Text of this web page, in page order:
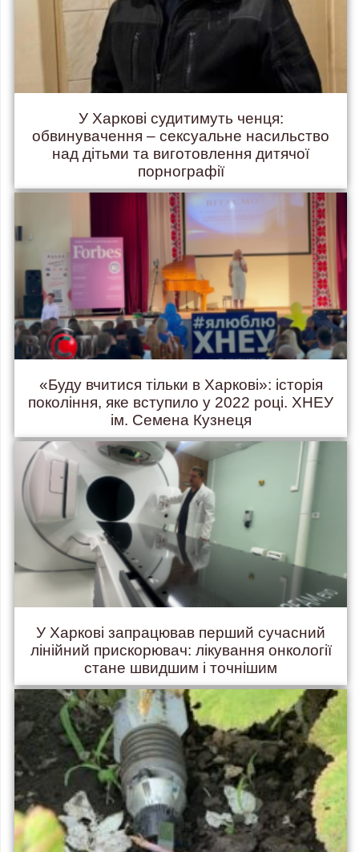
У Харкові судитимуть ченця:
обвинувачення – сексуальне насильство
над дітьми та виготовлення дитячої
порнографії
«Буду вчитися тільки в Харкові»: історія
покоління, яке вступило у 2022 році. ХНЕУ
ім. Семена Кузнеця
У Харкові запрацював перший сучасний
лінійний прискорювач: лікування онкології
стане швидшим і точнішим